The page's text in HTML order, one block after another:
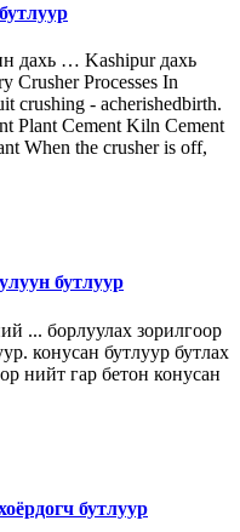
дахь … Kashipur дахь
Crusher Processes In
crushing - acherishedbirth.
Plant Cement Kiln Cement
When the crusher is off,
бутлуур
... борлуулах зорилгоор
конусан бутлуур бутлах
нийт гар бетон конусан
бутлуур